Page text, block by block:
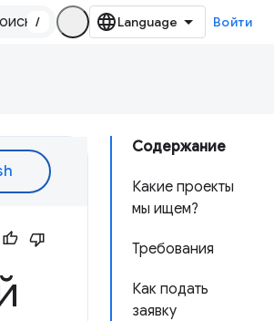
/ Войти
Содержание
Какие проекты
мы ищем?
Требования
Как подать
заявку